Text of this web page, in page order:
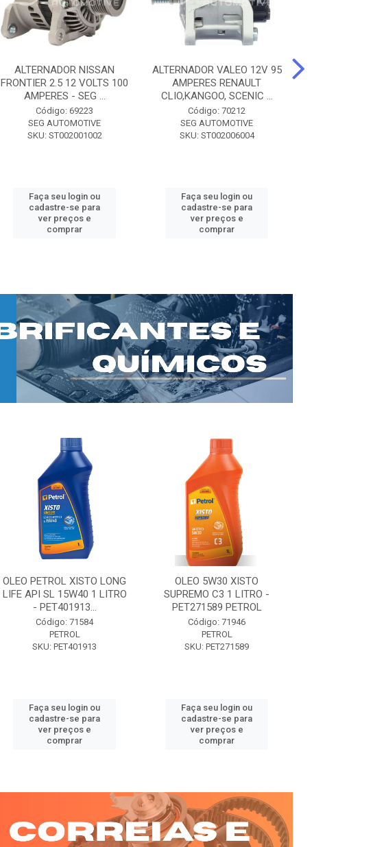
ALTERNADOR NISSAN
FRONTIER 2.5 12 VOLTS 100
AMPERES - SEG ...
Código: 69223
SEG AUTOMOTIVE
SKU: ST002001002
Faça seu login ou
cadastre-se para
ver preços e
comprar
ALTERNADOR VALEO 12V 95
AMPERES RENAULT
CLIO,KANGOO, SCENIC ...
Código: 70212
SEG AUTOMOTIVE
SKU: ST002006004
Faça seu login ou
cadastre-se para
ver preços e
comprar
OLEO PETROL XISTO LONG
LIFE API SL 15W40 1 LITRO
- PET401913...
Código: 71584
PETROL
SKU: PET401913
Faça seu login ou
cadastre-se para
ver preços e
comprar
OLEO 5W30 XISTO
SUPREMO C3 1 LITRO -
PET271589 PETROL
Código: 71946
PETROL
SKU: PET271589
Faça seu login ou
cadastre-se para
ver preços e
comprar